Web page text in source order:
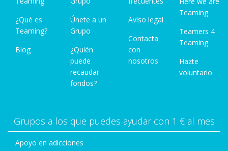
¿Qué es
Teaming?
Blog
Únete a un
Grupo
¿Quién
puede
recaudar
fondos?
Aviso legal
Contacta
con
nosotros
Teaming
Teamers 4
Teaming
Hazte
voluntario
Grupos a los que puedes ayudar con 1 € al mes
Apoyo en adicciones